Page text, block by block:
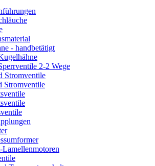
- handbetätigt
2-2 Wege
Stromventile
Stromventile